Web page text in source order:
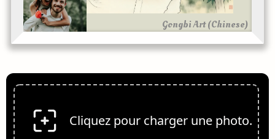
Gongbi Art (Chinese)
Cliquez pour charger une photo.